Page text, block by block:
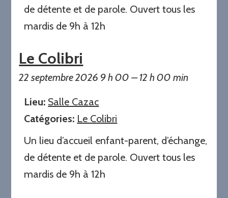
de détente et de parole. Ouvert tous les
mardis de 9h à 12h
Le Colibri
22 septembre 2026 9 h 00 –12 h 00 min
Lieu: Salle Cazac
Catégories: Le Colibri
Un lieu d’accueil enfant-parent, d’échange,
de détente et de parole. Ouvert tous les
mardis de 9h à 12h